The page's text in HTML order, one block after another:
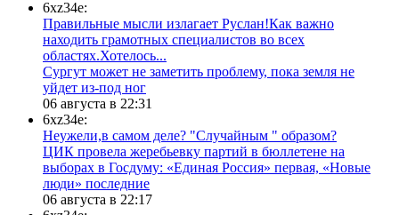
6xz34e:
Правильные мысли излагает Руслан!Как важно
находить грамотных специалистов во всех
областях.Хотелось...
Сургут может не заметить проблему, пока земля не
уйдет из-под ног
06 августа в 22:31
6xz34e:
Неужели,в самом деле? "Случайным " образом?
ЦИК провела жеребьевку партий в бюллетене на
выборах в Госдуму: «Единая Россия» первая, «Новые
люди» последние
06 августа в 22:17